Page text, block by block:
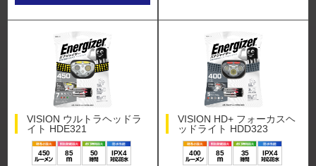
VISION ウルトラヘッドラ
イト HDE321
450 85 50 IPX4
VISION HD+ フォーカスヘ
ッドライト HDD323
400 85 35 IPX4